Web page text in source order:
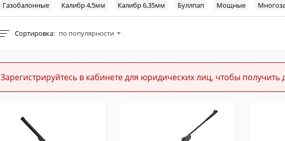
Газобалонные
Калибр 4,5мм Калибр 6,35мм Буллпап Мощные
Сортировка: по популярности
Зарегистрируйтесь в кабинете для юридических лиц, чтобы